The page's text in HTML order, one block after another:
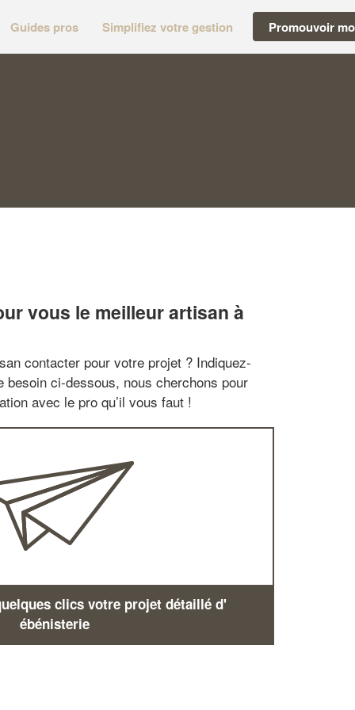
Guides pros Simplifiez votre gestion Promouvoir
vous le meilleur artisan à
contacter pour votre projet ? Indiquez-
besoin ci-dessous, nous cherchons pour
avec le pro qu’il vous faut !
clics votre projet détaillé d'
ébénisterie